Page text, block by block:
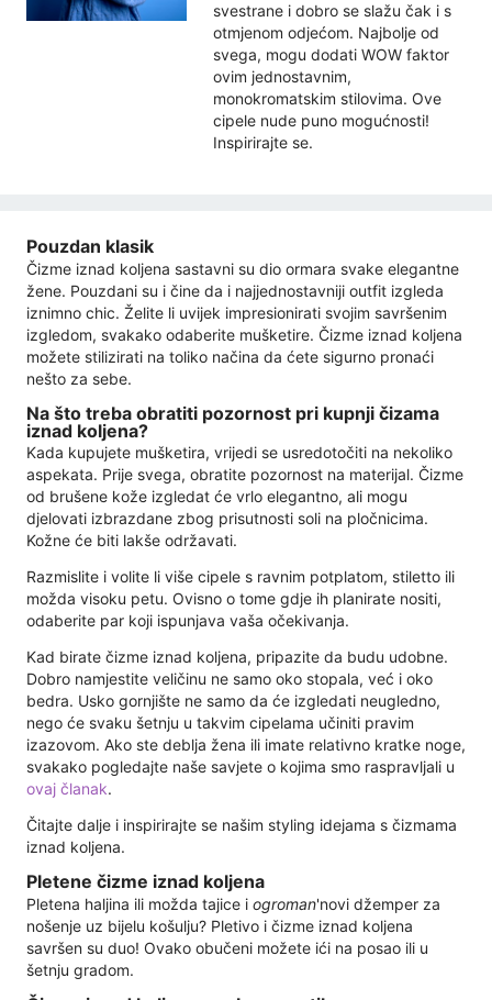
svestrane i dobro se slažu čak i s
otmjenom odjećom. Najbolje od
svega, mogu dodati WOW faktor
ovim jednostavnim,
monokromatskim stilovima. Ove
cipele nude puno mogućnosti!
Inspirirajte se.
Pouzdan klasik
Čizme iznad koljena sastavni su dio ormara svake elegantne
žene. Pouzdani su i čine da i najjednostavniji outfit izgleda
iznimno chic. Želite li uvijek impresionirati svojim savršenim
izgledom, svakako odaberite mušketire. Čizme iznad koljena
možete stilizirati na toliko načina da ćete sigurno pronaći
nešto za sebe.
Na što treba obratiti pozornost pri kupnji čizama
iznad koljena?
Kada kupujete mušketira, vrijedi se usredotočiti na nekoliko
aspekata. Prije svega, obratite pozornost na materijal. Čizme
od brušene kože izgledat će vrlo elegantno, ali mogu
djelovati izbrazdane zbog prisutnosti soli na pločnicima.
Kožne će biti lakše održavati.
Razmislite i volite li više cipele s ravnim potplatom, stiletto ili
možda visoku petu. Ovisno o tome gdje ih planirate nositi,
odaberite par koji ispunjava vaša očekivanja.
Kad birate čizme iznad koljena, pripazite da budu udobne.
Dobro namjestite veličinu ne samo oko stopala, već i oko
bedra. Usko gornjište ne samo da će izgledati neugledno,
nego će svaku šetnju u takvim cipelama učiniti pravim
izazovom. Ako ste deblja žena ili imate relativno kratke noge,
svakako pogledajte naše savjete o kojima smo raspravljali u
ovaj članak.
Čitajte dalje i inspirirajte se našim styling idejama s čizmama
iznad koljena.
Pletene čizme iznad koljena
Pletena haljina ili možda tajice i ogroman'novi džemper za
nošenje uz bijelu košulju? Pletivo i čizme iznad koljena
savršen su duo! Ovako obučeni možete ići na posao ili u
šetnju gradom.